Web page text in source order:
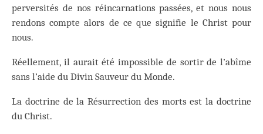
perversités de nos réincarnations passées, et nous nous
rendons compte alors de ce que signifie le Christ pour
nous.
Réellement, il aurait été impossible de sortir de l’abîme
sans l’aide du Divin Sauveur du Monde.
La doctrine de la Résurrection des morts est la doctrine
du Christ.